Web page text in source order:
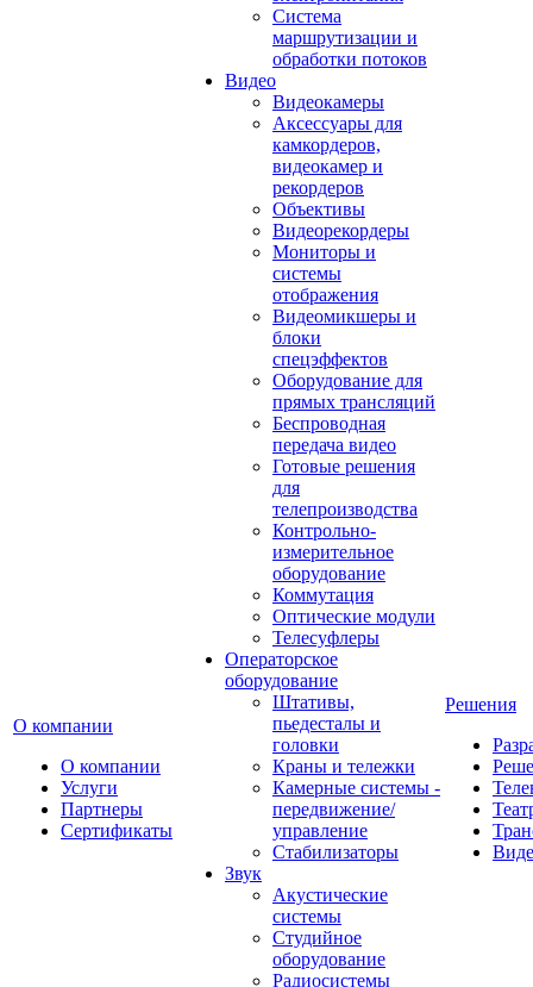
О компании
О компании
Услуги
Партнеры
Сертификаты
Система
маршрутизации и
обработки потоков
Видео
Видеокамеры
Аксессуары для
камкордеров,
видеокамер и
рекордеров
Объективы
Видеорекордеры
Мониторы и
системы
отображения
Видеомикшеры и
блоки
спецэффектов
Оборудование для
прямых трансляций
Беспроводная
передача видео
Готовые решения
для
телепроизводства
Контрольно-
измерительное
оборудование
Коммутация
Оптические модули
Телесуфлеры
Операторское
оборудование
Штативы,
пьедесталы и
головки
Краны и тележки
Камерные системы -
передвижение/
управление
Стабилизаторы
Звук
Акустические
системы
Студийное
оборудование
Радиосистемы
Решения